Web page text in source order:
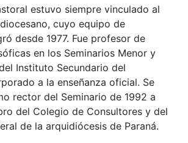
estuvo siempre vinculado al
cuyo equipo de
desde 1977. Fue profesor de
en los Seminarios Menor y
Instituto Secundario del
a la enseñanza oficial. Se
rector del Seminario de 1992 a
del Colegio de Consultores y del
de la arquidiócesis de Paraná.